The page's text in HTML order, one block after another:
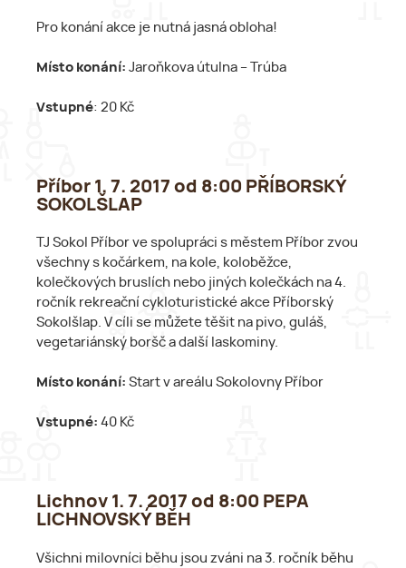
Pro konání akce je nutná jasná obloha!
Místo konání: Jaroňkova útulna – Trúba
Vstupné: 20 Kč
Příbor 1. 7. 2017 od 8:00 PŘÍBORSKÝ
SOKOLŠLAP
TJ Sokol Příbor ve spolupráci s městem Příbor zvou
všechny s kočárkem, na kole, koloběžce,
kolečkových bruslích nebo jiných kolečkách na 4.
ročník rekreační cykloturistické akce Příborský
Sokolšlap. V cíli se můžete těšit na pivo, guláš,
vegetariánský boršč a další laskominy.
Místo konání: Start v areálu Sokolovny Příbor
Vstupné: 40 Kč
Lichnov 1. 7. 2017 od 8:00 PEPA
LICHNOVSKÝ BĚH
Všichni milovníci běhu jsou zváni na 3. ročník běhu